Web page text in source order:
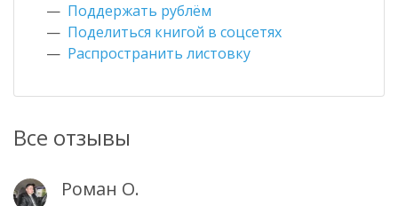
Все отзывы
Роман О.
Поддержать рублём
Поделиться книгой в соцсетях
Распространить листовку